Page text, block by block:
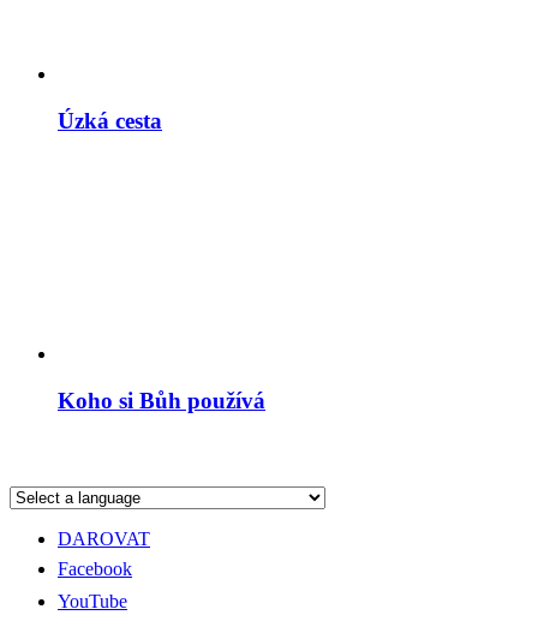
Úzká cesta
Koho si Bůh používá
DAROVAT
Facebook
YouTube